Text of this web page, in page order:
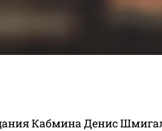
Кабмина Денис